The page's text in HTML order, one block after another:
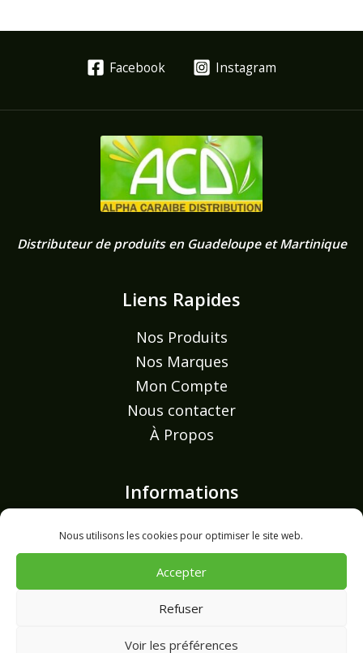
Nous utilisons les cookies pour optimiser le site web.
Accepter
Refuser
Voir les préférences
Facebook Instagram
Distributeur de produits en Guadeloupe et Martinique
Liens Rapides
Nos Produits
Nos Marques
Mon Compte
Nous contacter
À Propos
Informations
Mentions légales
Politique de confidentialité
Politique de cookies (UE)